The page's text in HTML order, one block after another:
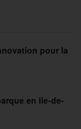
pour la
en Ile-de-